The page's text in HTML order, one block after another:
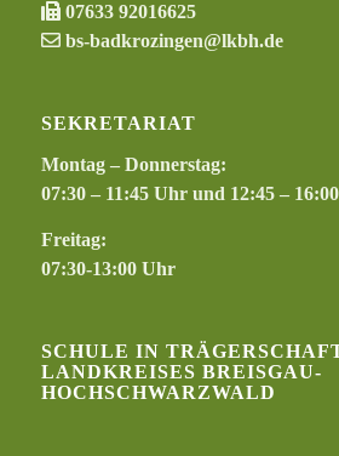
07633 92016625
bs-badkrozingen@lkbh.de
SEKRETARIAT
Montag – Donnerstag:
07:30 – 11:45 Uhr und 12:45 –
Freitag:
07:30-13:00 Uhr
SCHULE IN
LANDKREISES BREISGAU-
HOCHSCHWARZWALD